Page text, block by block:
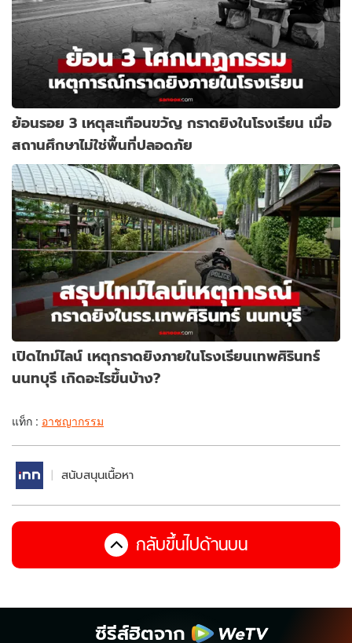
ย้อนรอย 3 เหตุสะเทือนขวัญ กราดยิงในโรงเรียน เมื่อ
สถานศึกษาไม่ใช่พื้นที่ปลอดภัย
เปิดไทม์ไลน์ เหตุกราดยิงภายในโรงเรียนเทพศิรินทร์
นนทบุรี เกิดอะไรขึ้นบ้าง?
แท็ก : อาชญากรรม
สนับสนุนเนื้อหา
กลับขึ้นไปด้านบน
ซีรีส์ฮิตจาก